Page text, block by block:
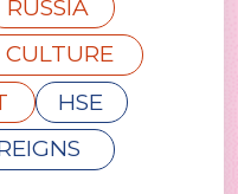
RUSSIA
HSE
CULTURE